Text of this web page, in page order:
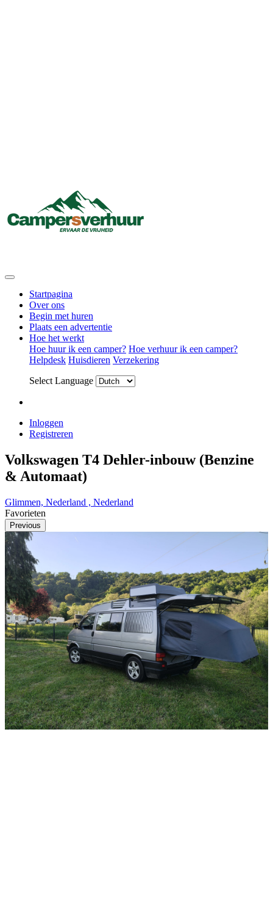
Startpagina
Over ons
Begin met huren
Plaats een advertentie
Hoe het werkt
Hoe huur ik een camper? Hoe verhuur ik een camper?
Helpdesk Huisdieren Verzekering
Select Language
Inloggen
Registreren
Volkswagen T4 Dehler-inbouw (Benzine
& Automaat)
Glimmen, Nederland , Nederland
Favorieten
Previous